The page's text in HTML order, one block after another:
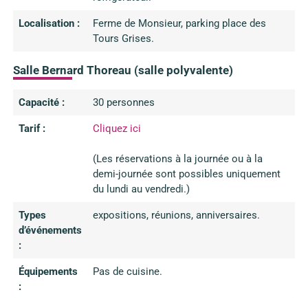
Localisation :
Ferme de Monsieur, parking place des
Tours Grises.
Salle Bernard Thoreau (salle polyvalente)
Capacité : 30 personnes
Tarif : Cliquez ici
(Les réservations à la journée ou à la
demi-journée sont possibles uniquement
du lundi au vendredi.)
Types
d’événements
:
expositions, réunions, anniversaires.
Équipements
:
Pas de cuisine.